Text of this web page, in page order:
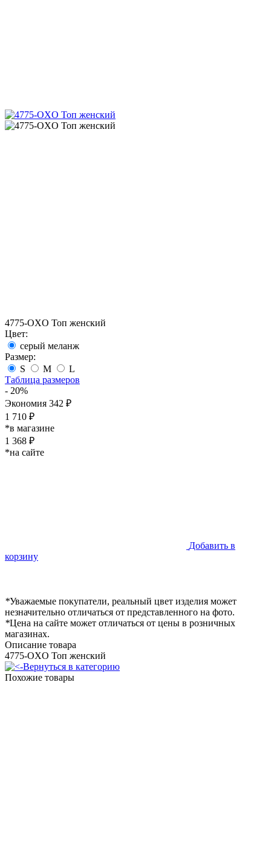
4775-OXO Топ женский
Цвет:
серый меланж
Размер:
S
M
L
Таблица размеров
- 20%
Экономия 342 ₽
1 710 ₽
*в магазине
1 368 ₽
*на сайте
Добавить в
корзину
*Уважаемые покупатели, реальный цвет изделия может
незначительно отличаться от представленного на фото.
*Цена на сайте может отличаться от цены в розничных
магазинах.
Описание товара
4775-OXO Топ женский
Вернуться в категорию
Похожие товары